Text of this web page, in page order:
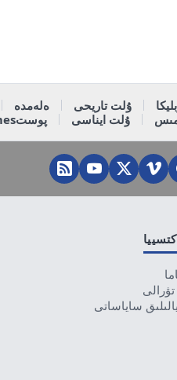
ۇلت تاريحى ەلەمدە
ۇلت ايناسى پوستtimes
ساياساتى